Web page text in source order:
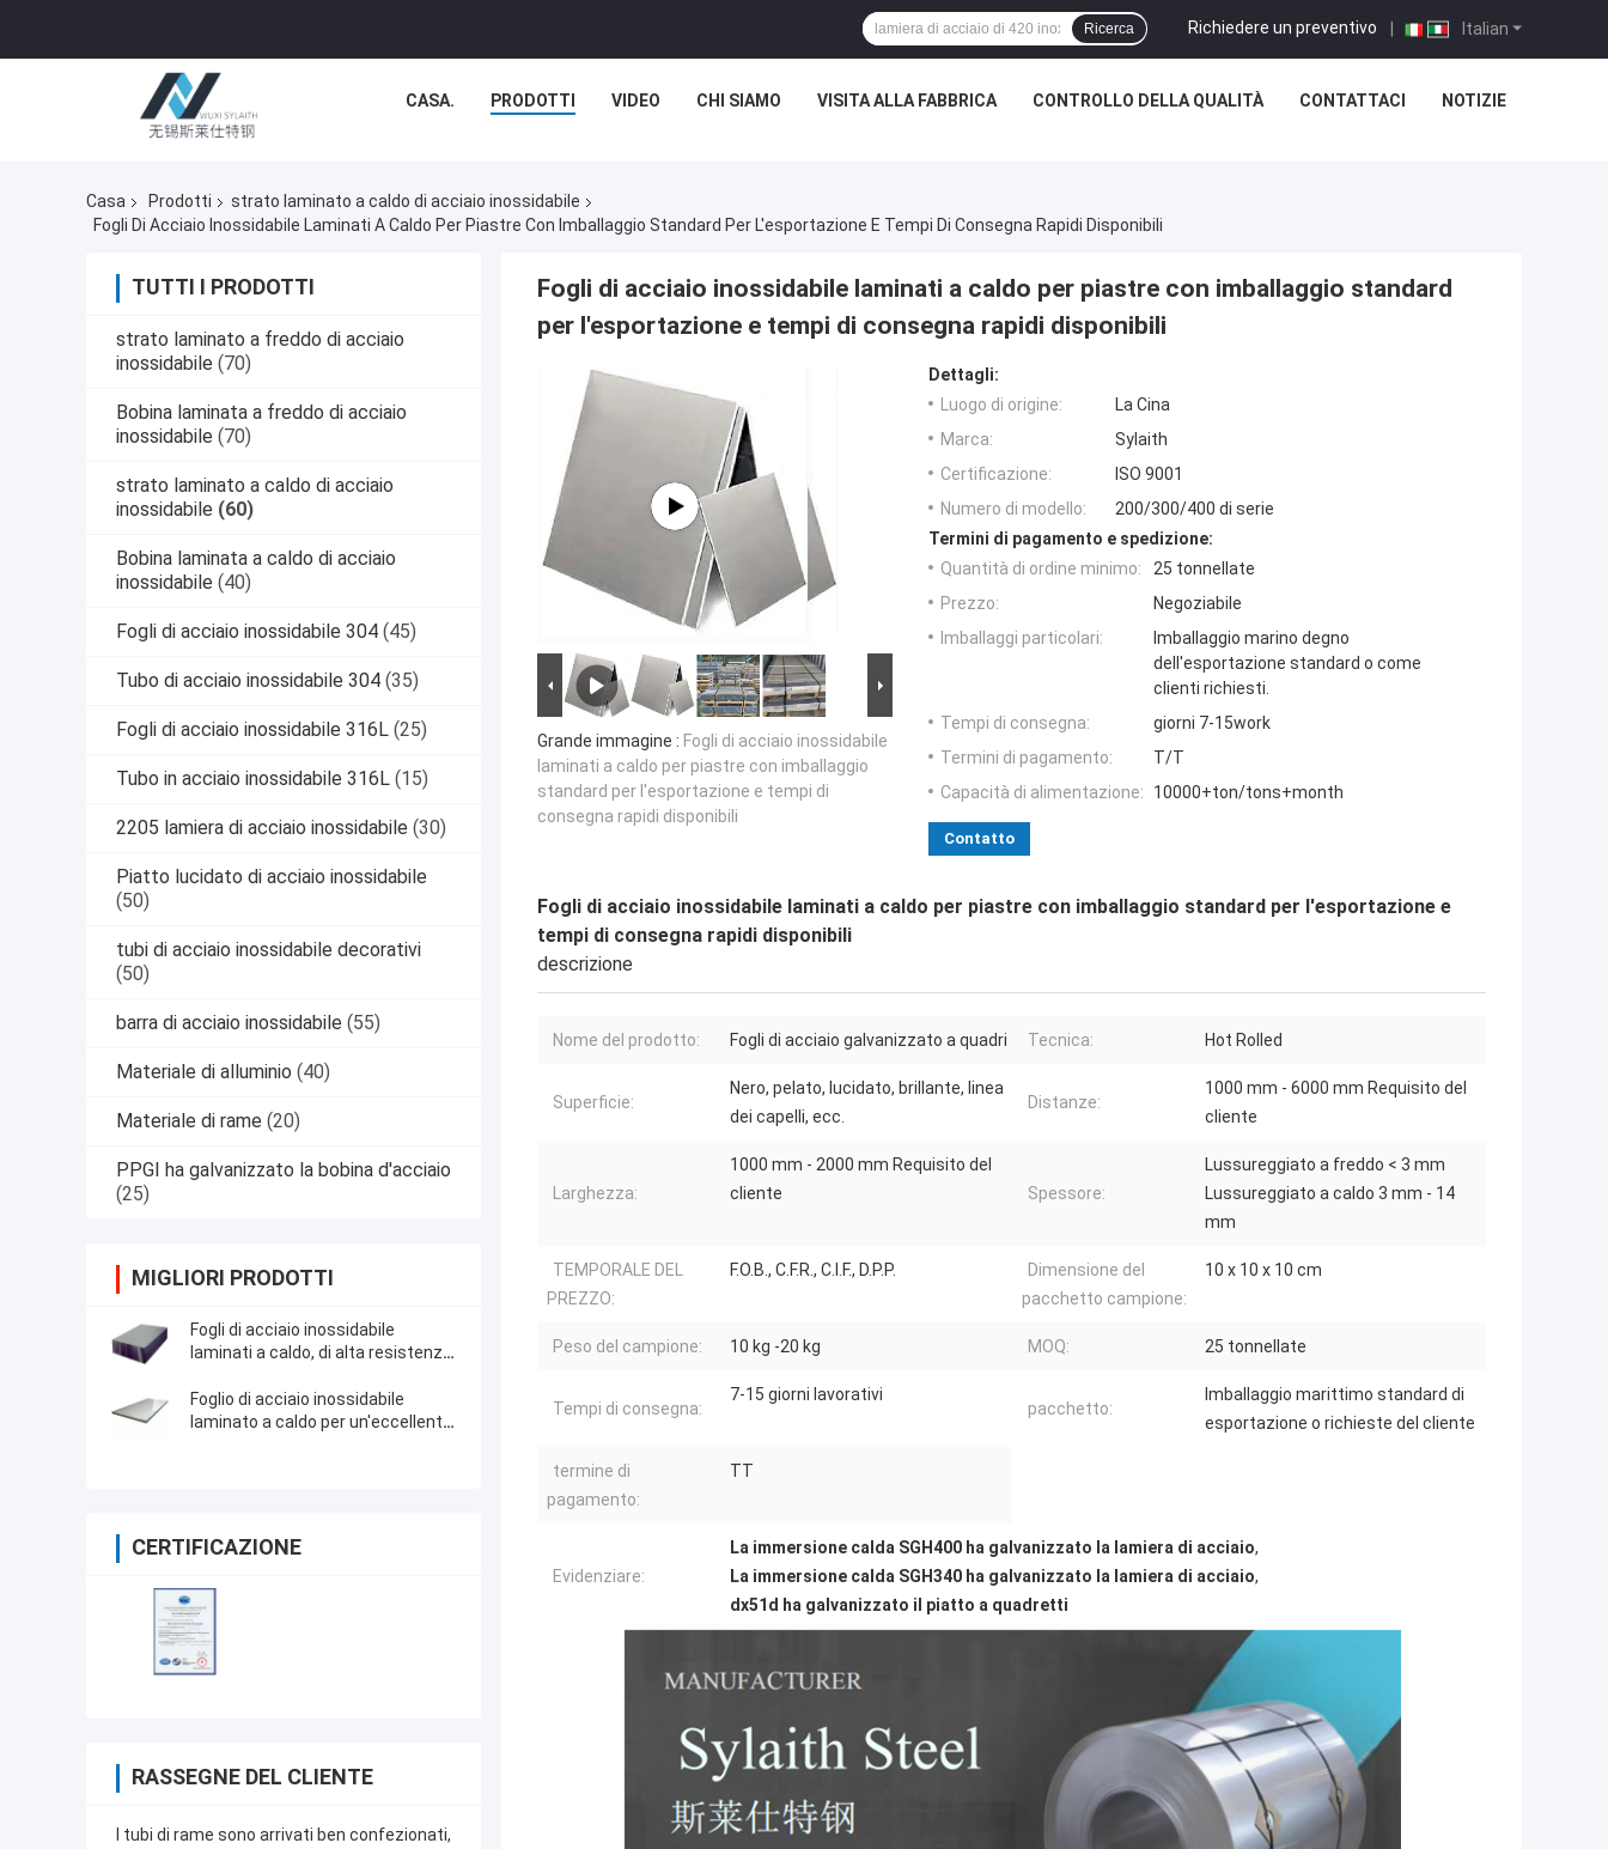
Italian
Richiedere un preventivo |
Ricerca
CASA. PRODOTTI VIDEO CHI SIAMO VISITA ALLA FABBRICA CONTROLLO DELLA QUALITÀ CONTATTACI NOTIZIE
Casa Prodotti
strato laminato a caldo di acciaio inossidabile
Fogli Di Acciaio Inossidabile Laminati A Caldo Per Piastre Con Imballaggio Standard Per L'esportazione E Tempi Di Consegna Rapidi Disponibili
TUTTI I PRODOTTI
strato laminato a freddo di acciaio
inossidabile (70)
Bobina laminata a freddo di acciaio
inossidabile (70)
strato laminato a caldo di acciaio
inossidabile (60)
Bobina laminata a caldo di acciaio
inossidabile (40)
Fogli di acciaio inossidabile 304 (45)
Tubo di acciaio inossidabile 304 (35)
Fogli di acciaio inossidabile 316L (25)
Tubo in acciaio inossidabile 316L (15)
2205 lamiera di acciaio inossidabile (30)
Piatto lucidato di acciaio inossidabile
(50)
tubi di acciaio inossidabile decorativi
(50)
barra di acciaio inossidabile (55)
Materiale di alluminio (40)
Materiale di rame (20)
PPGI ha galvanizzato la bobina d'acciaio
(25)
MIGLIORI PRODOTTI
Fogli di acciaio inossidabile
laminati a caldo, di alta resistenza
e la costruzione di precisione
Foglio di acciaio inossidabile
laminato a caldo per un'eccellente
CERTIFICAZIONE
RASSEGNE DEL CLIENTE
I tubi di rame sono arrivati ben confezionati,
Fogli di acciaio inossidabile laminati a caldo per piastre con imballaggio standard
per l'esportazione e tempi di consegna rapidi disponibili
Grande immagine : Fogli di acciaio inossidabile
laminati a caldo per piastre con imballaggio
standard per l'esportazione e tempi di
consegna rapidi disponibili
Dettagli:
Luogo di origine:
La Cina
Marca:
Sylaith
Certificazione:
ISO 9001
Numero di modello:
200/300/400 di serie
Termini di pagamento e spedizione:
Quantità di ordine minimo:
25 tonnellate
Prezzo:
Negoziabile
Imballaggi particolari:
Imballaggio marino degno
dell'esportazione standard o come
clienti richiesti.
Tempi di consegna:
giorni 7-15work
Termini di pagamento:
T/T
Capacità di alimentazione:
10000+ton/tons+month
Contatto
Fogli di acciaio inossidabile laminati a caldo per piastre con imballaggio standard per l'esportazione e
tempi di consegna rapidi disponibili
descrizione
Nome del prodotto: Fogli di acciaio galvanizzato a quadri Tecnica: Hot Rolled
Superficie:
Nero, pelato, lucidato, brillante, linea
dei capelli, ecc.
Distanze:
1000 mm - 6000 mm Requisito del
cliente
Larghezza:
1000 mm - 2000 mm Requisito del
cliente
Spessore:
Lussureggiato a freddo < 3 mm
Lussureggiato a caldo 3 mm - 14
mm
TEMPORALE DEL
PREZZO:
F.O.B., C.F.R., C.I.F., D.P.P.
Dimensione del
pacchetto campione:
10 x 10 x 10 cm
Peso del campione: 10 kg -20 kg MOQ: 25 tonnellate
Tempi di consegna:
7-15 giorni lavorativi
pacchetto:
Imballaggio marittimo standard di
esportazione o richieste del cliente
termine di
pagamento:
TT
Evidenziare:
La immersione calda SGH400 ha galvanizzato la lamiera di acciaio,
La immersione calda SGH340 ha galvanizzato la lamiera di acciaio,
dx51d ha galvanizzato il piatto a quadretti